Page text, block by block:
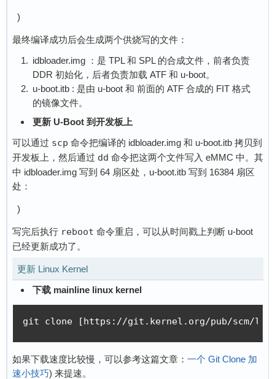
)
最终编译成功后会生成两个供烧写的文件：
idbloader.img ：是 TPL 和 SPL 的合成文件，前者负责
DDR 初始化，后者负责加载 ATF 和 u-boot。
u-boot.itb : 是由 u-boot 和 前面的 ATF 合成的 FIT 格式
的镜像文件。
更新 U-Boot 到开发板上
可以通过 scp 命令把编译的 idbloader.img 和 u-boot.itb 拷贝到
开发板上，然后通过 dd 命令把这两个文件写入 eMMC 中。其
中 idbloader.img 写到 64 扇区处，u-boot.itb 写到 16384 扇区
处：
)
写完后执行 reboot 命令重启，可以从时间戳上判断 u-boot
已经更新成功了。
更新 Linux Kernel
下载 mainline linux kernel
git clone [https://git.kernel.org/pub/scm/
如果下载速度比较慢，可以参考这篇文章： 一个 Git Clone 加
速小技巧) 来提速。